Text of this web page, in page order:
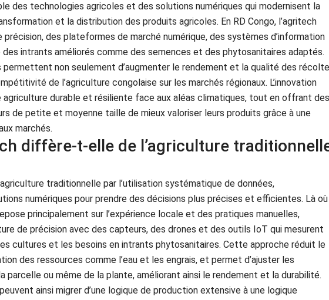
des technologies agricoles et des solutions numériques qui modernisent la
et la distribution des produits agricoles. En RD Congo, l’agritech
des plateformes de marché numérique, des systèmes d’information
des intrants améliorés comme des semences et des phytosanitaires adaptés.
non seulement d’augmenter le rendement et la qualité des
de l’agriculture congolaise sur les marchés régionaux. L’innovation
agriculture durable et résiliente face aux aléas climatiques, tout en offrant des
de petite et moyenne taille de mieux valoriser leurs produits grâce à une
marchés.
diffère-t-elle de l’agriculture
traditionnelle par l’utilisation systématique de données,
numériques pour prendre des décisions plus précises et efficientes. Là où
principalement sur l’expérience locale et des pratiques manuelles,
de précision avec des capteurs, des drones et des outils IoT qui mesurent
cultures et les besoins en intrants phytosanitaires. Cette approche réduit le
des ressources comme l’eau et les engrais, et permet d’ajuster les
parcelle ou même de la plante, améliorant ainsi le rendement et la durabilité.
ainsi migrer d’une logique de production extensive à une logique